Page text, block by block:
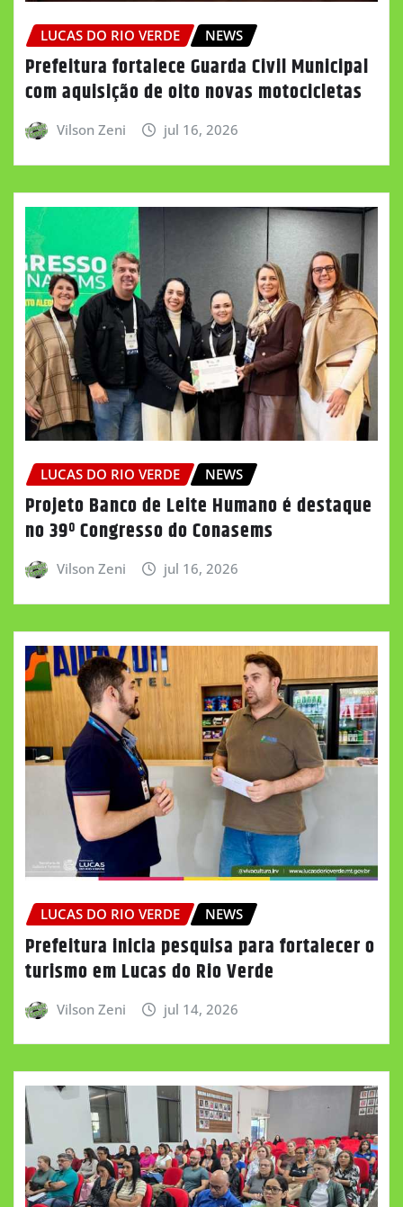
LUCAS DO RIO VERDE NEWS
Prefeitura fortalece Guarda Civil Municipal
com aquisição de oito novas motocicletas
Vilson Zeni jul 16, 2026
LUCAS DO RIO VERDE NEWS
Projeto Banco de Leite Humano é destaque
no 39º Congresso do Conasems
Vilson Zeni jul 16, 2026
LUCAS DO RIO VERDE NEWS
Prefeitura inicia pesquisa para fortalecer o
turismo em Lucas do Rio Verde
Vilson Zeni jul 14, 2026